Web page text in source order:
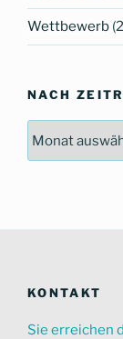
Wettbewerb
NACH
KONTAKT
Sie erreichen